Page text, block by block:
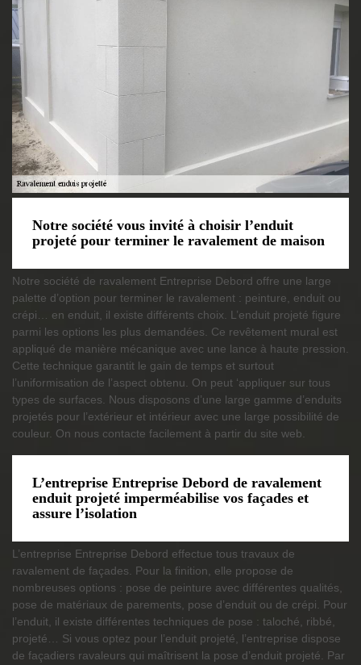
Notre société vous invité à choisir l’enduit
projeté pour terminer le ravalement de maison
Notre société de ravalement Entreprise Debord offre une large
palette d’option pour terminer le ravalement : peinture, enduit ou
crépi… en enduit, il existe différents choix. L’enduit projeté figure
parmi les options les plus demandées. Ce revêtement mural est
appliqué de manière mécanique avec une lance à haute pression.
Cette technique garantit le gain de temps et surtout
l’uniformisation de l’aspect obtenu. On peut ‘appliquer sur tous
types de surfaces. Nous disposons d’une large gamme d’enduits
projetés pour l’extérieur et intérieur avec une large possibilité de
couleur. On nous contacte facilement à partir du site web.
L’entreprise Entreprise Debord de ravalement
enduit projeté imperméabilise vos façades et
assure l’isolation
L’entreprise Entreprise Debord effectue tous travaux de
ravalement de façades. Pour la finition, elle propose de
nombreuses options : pose de peinture avec différentes qualités,
pose de matériaux de parements, pose d’enduit ou de crépi. Pour
l’enduit, il existe différentes techniques de pose : taloché, ribbé,
projeté… Si vous optez pour l’enduit projeté, l’entreprise dispose
de façadiers ravaleurs qui maîtrisent la pose d’enduit projeté. Par